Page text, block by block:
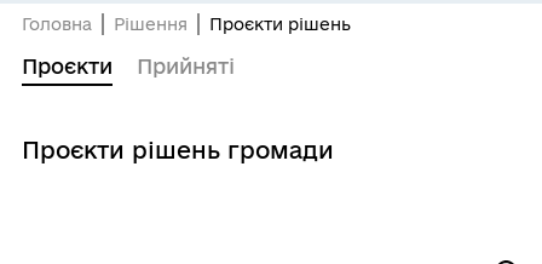
Головна Рішення Проєкти рішень
Проєкти Прийняті
Проєкти рішень громади